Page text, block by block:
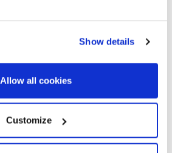
Show details
Allow all cookies
Customize